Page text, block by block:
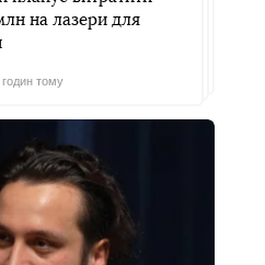
на лазери для
годин тому